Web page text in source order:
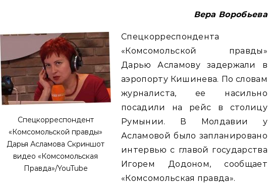
Вера Воробьева
Спецкорреспондент
«Комсомольской правды»
Дарья Асламова Скриншот
видео «Комсомольская
Правда»/YouTube
Спецкорреспондента
«Комсомольской правды»
Дарью Асламову задержали в
аэропорту Кишинева. По словам
журналиста, ее насильно
посадили на рейс в столицу
Румынии. В Молдавии у
Асламовой было запланировано
интервью с главой государства
Игорем Додоном, сообщает
«Комсомольская правда».